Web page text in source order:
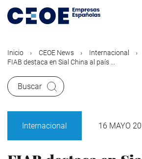
contenido
Inicio CEOE News
Internacional
FIAB destaca en Sial China al país ...
Buscar
Internacional 16 MAYO